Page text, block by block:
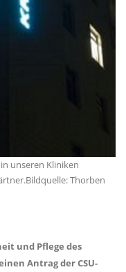
unseren Kliniken
Thorben
und Pflege des
Antrag der CSU-